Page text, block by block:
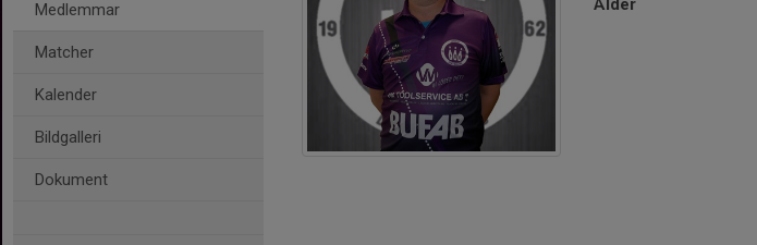
Medlemmar
Matcher
Kalender
Bildgalleri
Dokument
Ålder